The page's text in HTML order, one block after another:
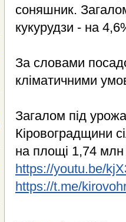
соняшник.
кукурудзи - на
За словами
кліматичними
Загалом під
Кіровоградщини
на площі 1,74 млн
https://youtu.be/
https://t.me/